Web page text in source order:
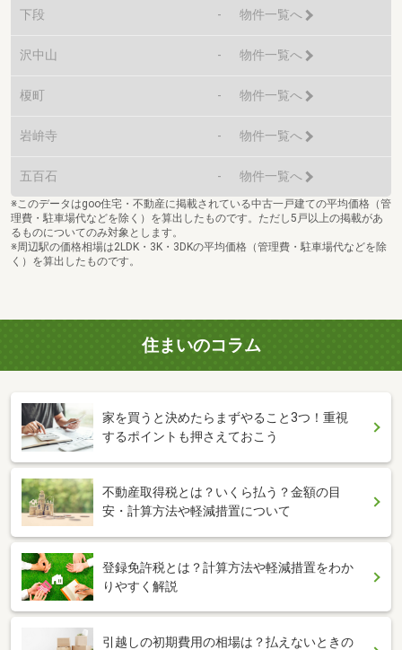
下段 - 物件一覧へ
沢中山 - 物件一覧へ
榎町 - 物件一覧へ
岩峅寺 - 物件一覧へ
五百石 - 物件一覧へ
※このデータはgoo住宅・不動産に掲載されている中古一戸建ての平均価格（管
理費・駐車場代などを除く）を算出したものです。ただし5戸以上の掲載があ
るものについてのみ対象とします。
※周辺駅の価格相場は2LDK・3K・3DKの平均価格（管理費・駐車場代などを除
く）を算出したものです。
住まいのコラム
家を買うと決めたらまずやること3つ！重視
するポイントも押さえておこう
不動産取得税とは？いくら払う？金額の目
安・計算方法や軽減措置について
登録免許税とは？計算方法や軽減措置をわか
りやすく解説
引越しの初期費用の相場は？払えないときの